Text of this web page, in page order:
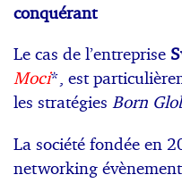
conquérant
Le cas de l’entreprise
Moci*, est
les stratégies Born
La société fondée en
networking